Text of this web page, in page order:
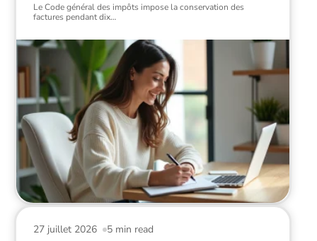
Le Code général des impôts impose la conservation des
factures pendant dix…
5 min read
27 juillet 2026